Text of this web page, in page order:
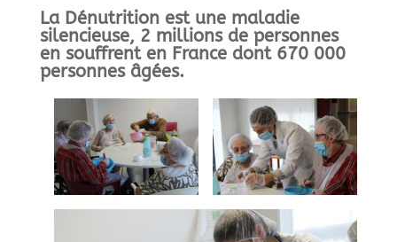
La Dénutrition est une maladie
silencieuse, 2 millions de personnes
en souffrent en France dont 670 000
personnes âgées.